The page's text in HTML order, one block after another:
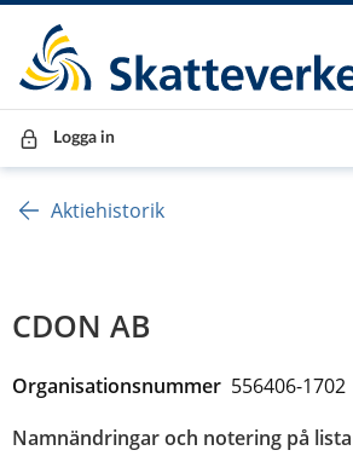
Till innehåll
Till navigationen
Till chattrobot
Logga in
Aktiehistorik
CDON AB
Organisationsnummer 556406-1702
Namnändringar och notering på lista